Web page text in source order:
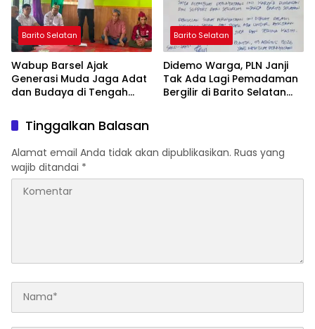
Barito Selatan
Wabup Barsel Ajak
Generasi Muda Jaga Adat
dan Budaya di Tengah
Barito Selatan
Didemo Warga, PLN Janji
Tak Ada Lagi Pemadaman
Bergilir di Barito Selatan
Tinggalkan Balasan
Alamat email Anda tidak akan dipublikasikan. Ruas yang
wajib ditandai *